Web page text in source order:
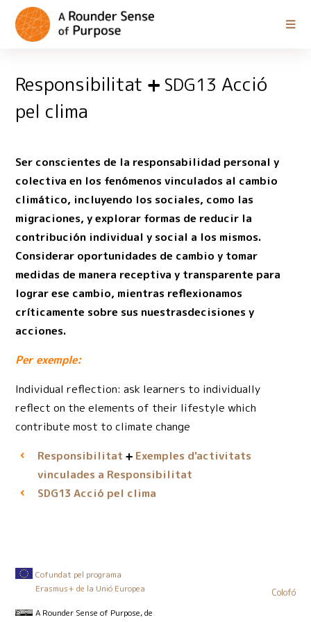
Responsibilitat SDG13 Acció
pel clima
Ser conscientes de la responsabilidad personal y
colectiva en los fenómenos vinculados al cambio
climático, incluyendo los sociales, como las
migraciones, y explorar formas de reducir la
contribución individual y social a los mismos.
Considerar oportunidades de cambio y tomar
medidas de manera receptiva y transparente para
lograr ese cambio, mientras reflexionamos
críticamente sobre sus nuestrasdecisiones y
acciones.
Per exemple:
Individual reflection: ask learners to individually
reflect on the elements of their lifestyle which
contribute most to climate change
Responsibilitat
Exemples d'activitats
vinculades a Responsibilitat
SDG13 Acció pel clima
Cofundat pel programa
Erasmus+ de la Unió Europea
A Rounder Sense of Purpose, de
Colofó